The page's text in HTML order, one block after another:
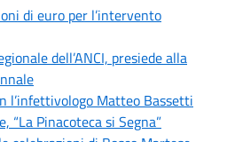
di euro per l’intervento
dell’ANCI, presiede alla
l’infettivologo Matteo Bassetti
“La Pinacoteca si Segna”